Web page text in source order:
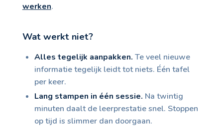
werken.
Wat werkt niet?
Alles tegelijk aanpakken. Te veel nieuwe
informatie tegelijk leidt tot niets. Één tafel
per keer.
Lang stampen in één sessie. Na twintig
minuten daalt de leerprestatie snel. Stoppen
op tijd is slimmer dan doorgaan.